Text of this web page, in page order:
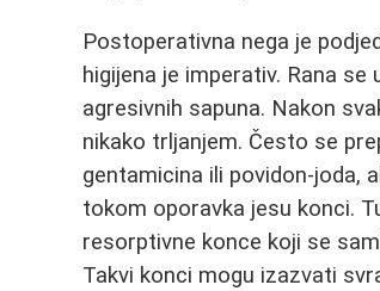
Postoperativna nega je
higijena je imperativ. Rana
agresivnih sapuna. Nakon
nikako trljanjem. Često se
gentamicina ili povidon-joda,
tokom oporavka jesu konci.
resorptivne konce koji se
Takvi konci mogu izazvati